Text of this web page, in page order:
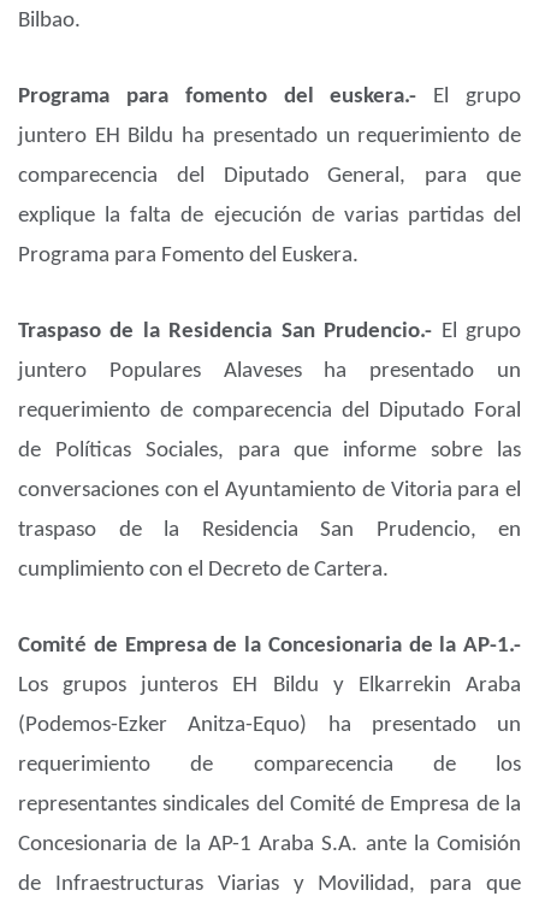
Bilbao.
Programa para fomento del euskera.- El grupo
juntero EH Bildu ha presentado un requerimiento de
comparecencia del Diputado General, para que
explique la falta de ejecución de varias partidas del
Programa para Fomento del Euskera.
Traspaso de la Residencia San Prudencio.- El grupo
juntero Populares Alaveses ha presentado un
requerimiento de comparecencia del Diputado Foral
de Políticas Sociales, para que informe sobre las
conversaciones con el Ayuntamiento de Vitoria para el
traspaso de la Residencia San Prudencio, en
cumplimiento con el Decreto de Cartera.
Comité de Empresa de la Concesionaria de la AP-1.-
Los grupos junteros EH Bildu y Elkarrekin Araba
(Podemos-Ezker Anitza-Equo) ha presentado un
requerimiento de comparecencia de los
representantes sindicales del Comité de Empresa de la
Concesionaria de la AP-1 Araba S.A. ante la Comisión
de Infraestructuras Viarias y Movilidad, para que